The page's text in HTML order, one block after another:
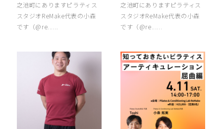
之池町にありますピラティス
スタジオReMake代表の小森
です（@re......
之池町にありますピラティス
スタジオReMake代表の小森
です（@re......